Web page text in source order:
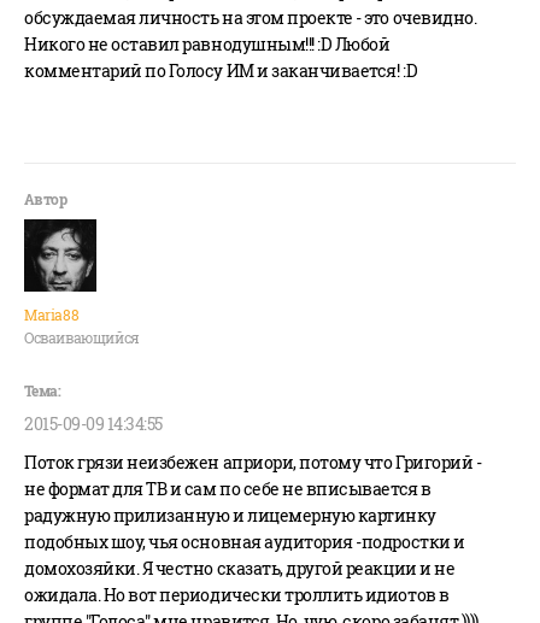
обсуждаемая личность на этом проекте - это очевидно.
Никого не оставил равнодушным!!! :D Любой
комментарий по Голосу ИМ и заканчивается! :D
Maria88
Осваивающийся
2015-09-09 14:34:55
Поток грязи неизбежен априори, потому что Григорий -
не формат для ТВ и сам по себе не вписывается в
радужную прилизанную и лицемерную картинку
подобных шоу, чья основная аудитория -подростки и
домохозяйки. Я честно сказать, другой реакции и не
ожидала. Но вот периодически троллить идиотов в